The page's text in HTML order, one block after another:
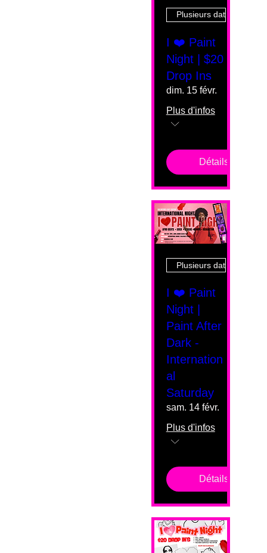
Plusieurs dates
I ❤️ Paint
Night | $20
Drop Ins
dim. 15 févr.
Plus d'infos
Détails
Plusieurs dates
I ❤️ Paint
Night |
Paint After
Dark -
Internation
al
Saturday
sam. 14 févr.
Plus d'infos
Détails